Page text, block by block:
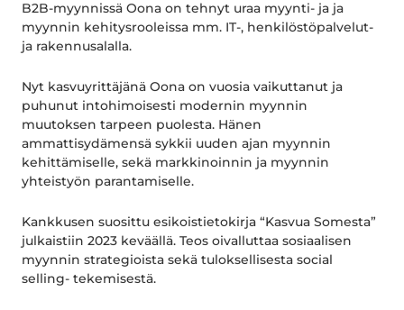
B2B-myynnissä Oona on tehnyt uraa myynti- ja ja
myynnin kehitysrooleissa mm. IT-, henkilöstöpalvelut-
ja rakennusalalla.
Nyt kasvuyrittäjänä Oona on vuosia vaikuttanut ja
puhunut intohimoisesti modernin myynnin
muutoksen tarpeen puolesta. Hänen
ammattisydämensä sykkii uuden ajan myynnin
kehittämiselle, sekä markkinoinnin ja myynnin
yhteistyön parantamiselle.
Kankkusen suosittu esikoistietokirja “Kasvua Somesta”
julkaistiin 2023 keväällä. Teos oivalluttaa sosiaalisen
myynnin strategioista sekä tuloksellisesta social
selling- tekemisestä.